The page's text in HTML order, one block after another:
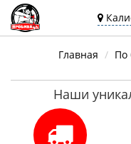
Главная По
Наши